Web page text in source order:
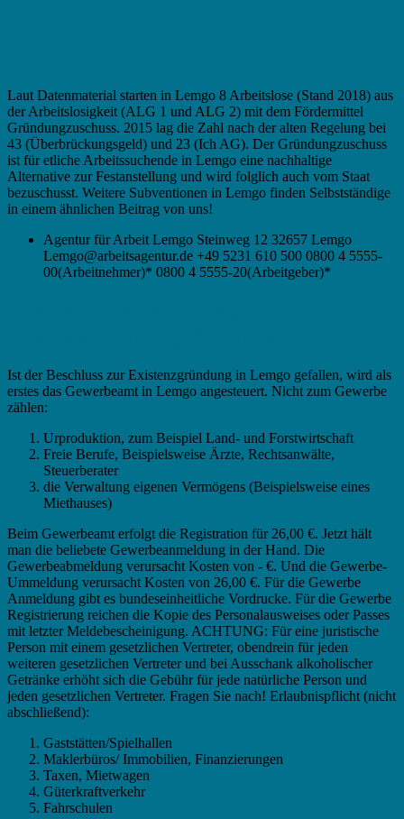
Laut Datenmaterial starten in Lemgo 8 Arbeitslose (Stand 2018) aus
der Arbeitslosigkeit (ALG 1 und ALG 2) mit dem Fördermittel
Gründungzuschuss. 2015 lag die Zahl nach der alten Regelung bei
43 (Überbrückungsgeld) und 23 (Ich AG). Der Gründungzuschuss
ist für etliche Arbeitssuchende in Lemgo eine nachhaltige
Alternative zur Festanstellung und wird folglich auch vom Staat
bezuschusst. Weitere Subventionen in Lemgo finden Selbstständige
in einem ähnlichen Beitrag von uns!
Agentur für Arbeit Lemgo Steinweg 12 32657 Lemgo
Lemgo@arbeitsagentur.de +49 5231 610 500 0800 4 5555-
00(Arbeitnehmer)* 0800 4 5555-20(Arbeitgeber)*
Ist der Beschluss zur Existenzgründung in Lemgo gefallen, wird als
erstes das Gewerbeamt in Lemgo angesteuert. Nicht zum Gewerbe
zählen:
Urproduktion, zum Beispiel Land- und Forstwirtschaft
Freie Berufe, Beispielsweise Ärzte, Rechtsanwälte,
Steuerberater
die Verwaltung eigenen Vermögens (Beispielsweise eines
Miethauses)
Beim Gewerbeamt erfolgt die Registration für 26,00 €. Jetzt hält
man die beliebete Gewerbeanmeldung in der Hand. Die
Gewerbeabmeldung verursacht Kosten von - €. Und die Gewerbe-
Ummeldung verursacht Kosten von 26,00 €. Für die Gewerbe
Anmeldung gibt es bundeseinheitliche Vordrucke. Für die Gewerbe
Registrierung reichen die Kopie des Personalausweises oder Passes
mit letzter Meldebescheinigung. ACHTUNG: Für eine juristische
Person mit einem gesetzlichen Vertreter, obendrein für jeden
weiteren gesetzlichen Vertreter und bei Ausschank alkoholischer
Getränke erhöht sich die Gebühr für jede natürliche Person und
jeden gesetzlichen Vertreter. Fragen Sie nach! Erlaubnispflicht (nicht
abschließend):
Gaststätten/Spielhallen
Maklerbüros/ Immobilien, Finanzierungen
Taxen, Mietwagen
Güterkraftverkehr
Fahrschulen